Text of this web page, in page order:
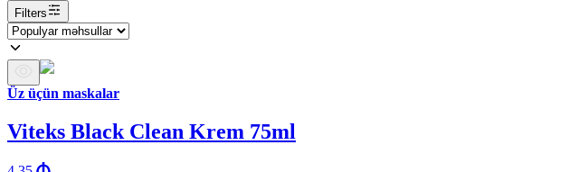
Filters
Üz üçün maskalar
Viteks Black Clean Krem 75ml